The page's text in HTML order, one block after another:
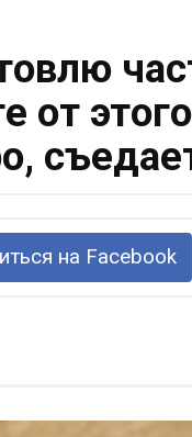
oт
на Facebook